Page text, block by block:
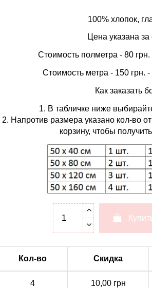
100% хлопок,
Цена указана
Стоимость полметра - 80
Стоимость метра - 150 грн.
Как заказать
1. В табличке ниже
2. Напротив размера указано кол-во
корзину, чтобы
Кол-во Скидка
4 10,00 грн